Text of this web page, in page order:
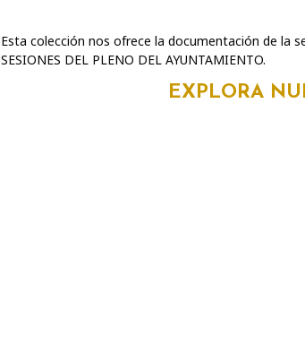
Esta colección nos ofrece la documentación de la
SESIONES DEL PLENO DEL AYUNTAMIENTO.
EXPLORA